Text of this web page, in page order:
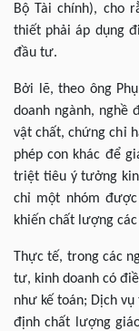
Bộ Tài chính), cho
thiết phải áp dụng
đầu tư.
Bởi lẽ, theo ông
doanh ngành, nghề
vật chất, chứng chỉ
phép con khác để
triệt tiêu ý tưởng
chỉ một nhóm
khiến chất lượng
Thực tế, trong các
tư, kinh doanh có
như kế toán; Dịch
định chất lượng